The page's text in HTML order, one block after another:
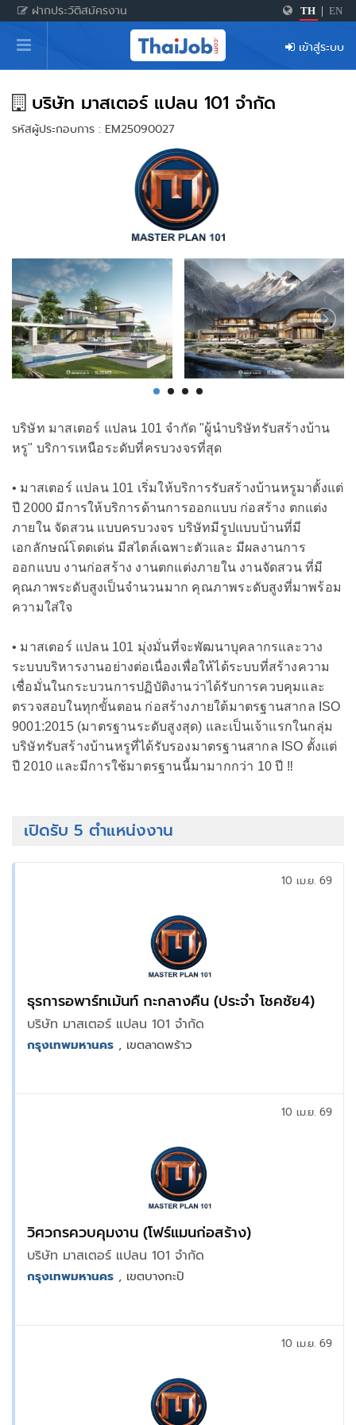
ฝากประวัติสมัครงาน TH EN
หน้าหลัก
ผู้สมัครงาน: เข้าสู่ระบบ
ฝากประวัติสมัครงาน
เกร็ดความรู้
สำหรับผู้ประกอบการ
เข้าสู่ระบบ
บริษัท มาสเตอร์ แปลน 101 จำกัด
รหัสผู้ประกอบการ : EM25090027
บริษัท มาสเตอร์ แปลน 101 จำกัด "ผู้นำบริษัทรับสร้างบ้าน
หรู" บริการเหนือระดับที่ครบวงจรที่สุด
• มาสเตอร์ แปลน 101 เริ่มให้บริการรับสร้างบ้านหรูมาตั้งแต่
ปี 2000 มีการให้บริการด้านการออกแบบ ก่อสร้าง ตกแต่ง
ภายใน จัดสวน แบบครบวงจร บริษัทมีรูปแบบบ้านที่มี
เอกลักษณ์โดดเด่น มีสไตล์เฉพาะตัวและ มีผลงานการ
ออกแบบ งานก่อสร้าง งานตกแต่งภายใน งานจัดสวน ที่มี
คุณภาพระดับสูงเป็นจำนวนมาก คุณภาพระดับสูงที่มาพร้อม
ความใส่ใจ
• มาสเตอร์ แปลน 101 มุ่งมั่นที่จะพัฒนาบุคลากรและวาง
ระบบบริหารงานอย่างต่อเนื่องเพื่อให้ได้ระบบที่สร้างความ
เชื่อมั่นในกระบวนการปฏิบัติงานว่าได้รับการควบคุมและ
ตรวจสอบในทุกขั้นตอน ก่อสร้างภายใต้มาตรฐานสากล ISO
9001:2015 (มาตรฐานระดับสูงสุด) และเป็นเจ้าแรกในกลุ่ม
บริษัทรับสร้างบ้านหรูที่ได้รับรองมาตรฐานสากล ISO ตั้งแต่
ปี 2010 และมีการใช้มาตรฐานนี้มามากกว่า 10 ปี ‼
เปิดรับ 5 ตำแหน่งงาน
ธุรการอพาร์ทเม้นท์ กะกลางคืน (ประจำ โชคชัย4)
บริษัท มาสเตอร์ แปลน 101 จำกัด
10 เม.ย. 69
กรุงเทพมหานคร , เขตลาดพร้าว
วิศวกรควบคุมงาน (โฟร์แมนก่อสร้าง)
บริษัท มาสเตอร์ แปลน 101 จำกัด
10 เม.ย. 69
กรุงเทพมหานคร , เขตบางกะปิ
10 เม.ย. 69